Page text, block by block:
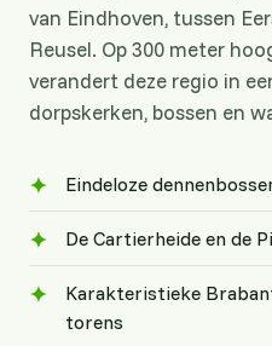
van Eindhoven, tussen
Reusel. Op 300 meter
verandert deze regio in
dorpskerken, bossen en
Eindeloze
De Cartierheide en de
Karakteristieke
torens